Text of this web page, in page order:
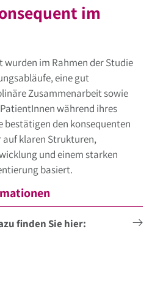
im
im Rahmen der Studie
eine gut
Zusammenarbeit sowie
während ihres
bestätigen den konsequenten
auf klaren Strukturen,
und einem starken
basiert.
finden Sie hier: